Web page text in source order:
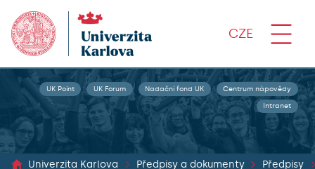
CZE
UK Point UK Forum Nadační fond UK Centrum nápovědy
Intranet
Univerzita Karlova Předpisy a dokumenty Předpisy